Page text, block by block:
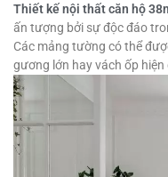
Thiết kế nội thất căn hộ
ấn tượng bởi sự độc đáo
Các mảng tường có thể
gương lớn hay vách ốp